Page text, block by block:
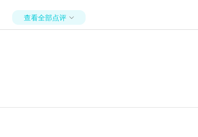
查看全部点评 